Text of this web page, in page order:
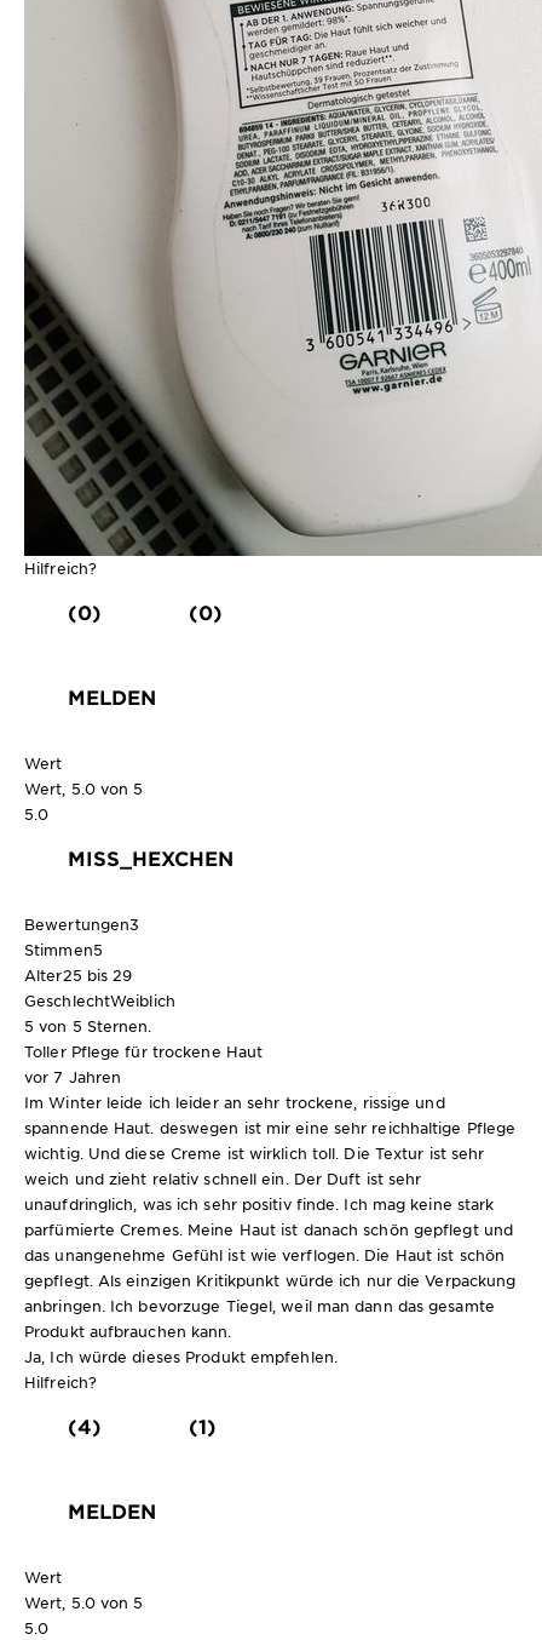
Hilfreich?
(0) (0)
MELDEN
Wert
Wert, 5.0 von 5
5.0
MISS_HEXCHEN
Bewertungen3
Stimmen5
Alter25 bis 29
GeschlechtWeiblich
5 von 5 Sternen.
Toller Pflege für trockene Haut
vor 7 Jahren
Im Winter leide ich leider an sehr trockene, rissige und
spannende Haut. deswegen ist mir eine sehr reichhaltige Pflege
wichtig. Und diese Creme ist wirklich toll. Die Textur ist sehr
weich und zieht relativ schnell ein. Der Duft ist sehr
unaufdringlich, was ich sehr positiv finde. Ich mag keine stark
parfümierte Cremes. Meine Haut ist danach schön gepflegt und
das unangenehme Gefühl ist wie verflogen. Die Haut ist schön
gepflegt. Als einzigen Kritikpunkt würde ich nur die Verpackung
anbringen. Ich bevorzuge Tiegel, weil man dann das gesamte
Produkt aufbrauchen kann.
Ja, Ich würde dieses Produkt empfehlen.
Hilfreich?
(4) (1)
MELDEN
Wert
Wert, 5.0 von 5
5.0